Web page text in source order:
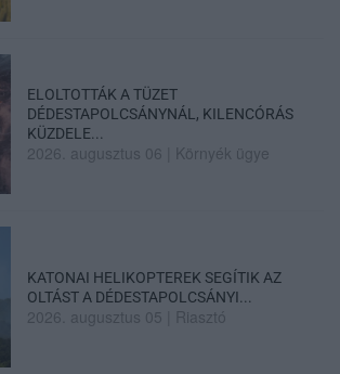
ELOLTOTTÁK A TÜZET
DÉDESTAPOLCSÁNYNÁL, KILENCÓRÁS
KÜZDELE...
2026. augusztus 06 Környék ügye
KATONAI HELIKOPTEREK SEGÍTIK AZ
OLTÁST A DÉDESTAPOLCSÁNYI...
2026. augusztus 05 Riasztó